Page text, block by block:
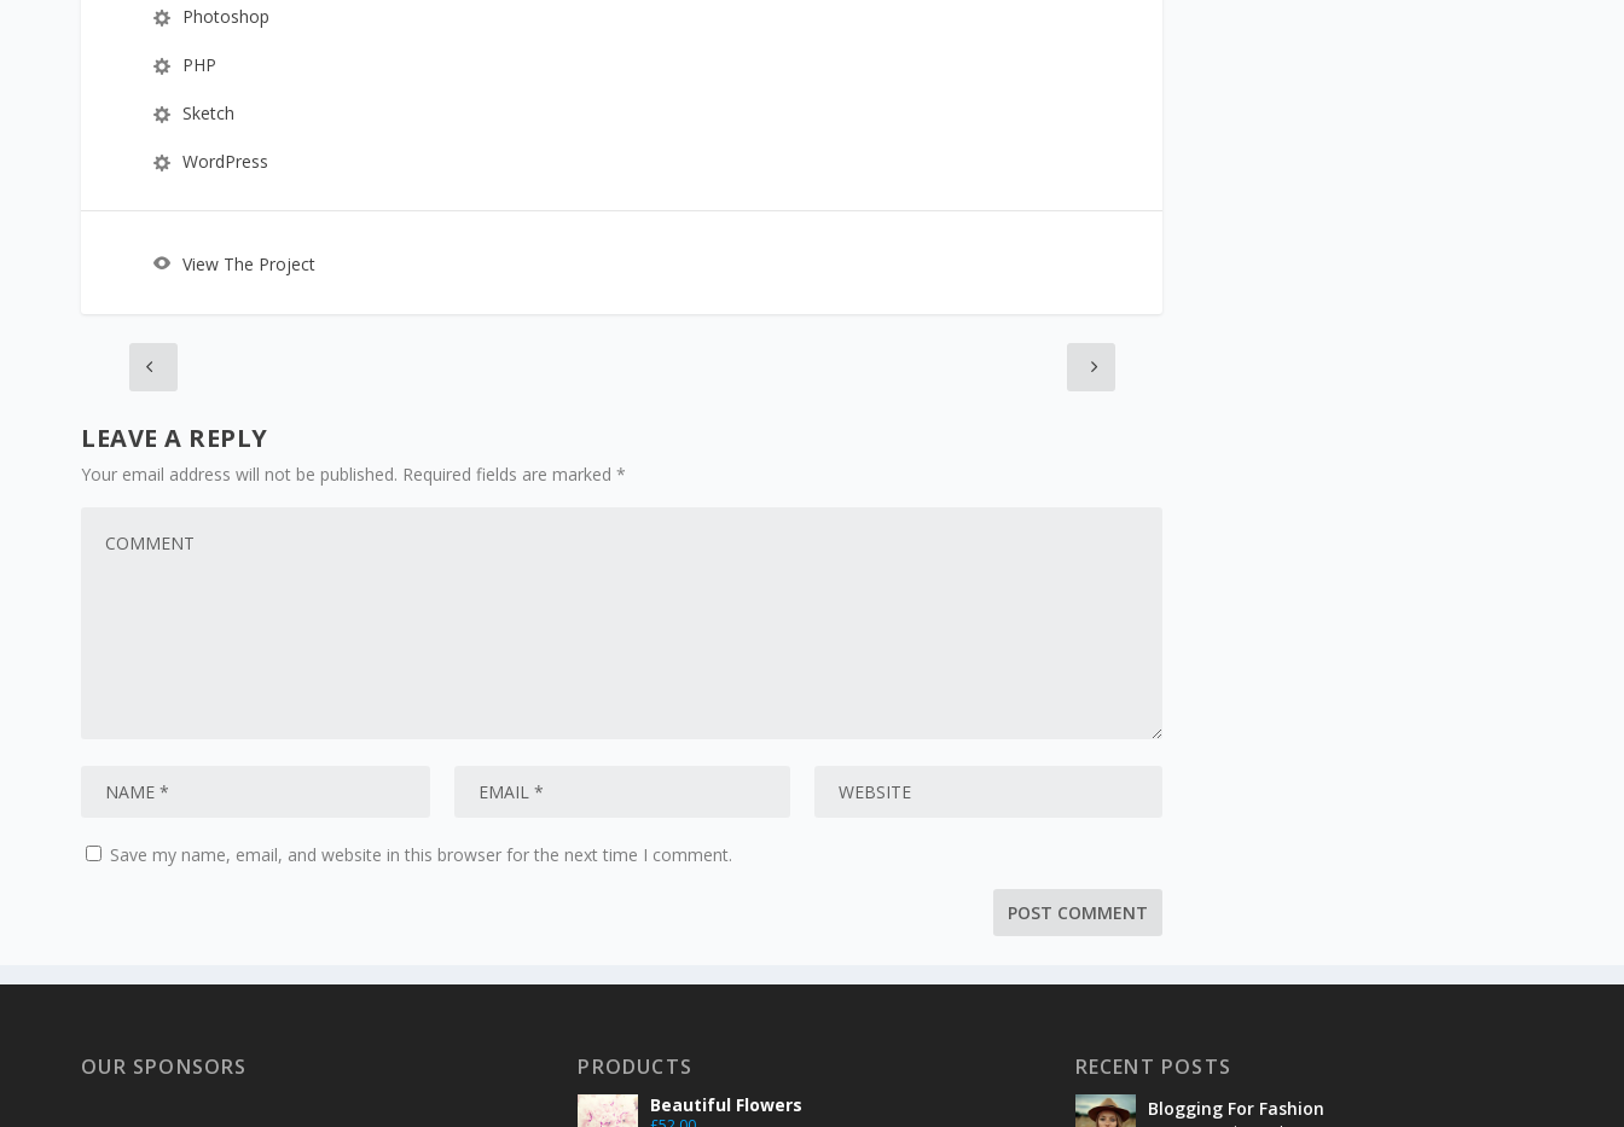
Photoshop
PHP
Sketch
WordPress
View The Project
LEAVE A REPLY
Your email address will not be published. Required fields are marked*
Save my name, email, and website in this browser for the next time I comment.
OUR SPONSORS PRODUCTS
Beautiful Flowers
RECENT POSTS
Blogging For Fashion